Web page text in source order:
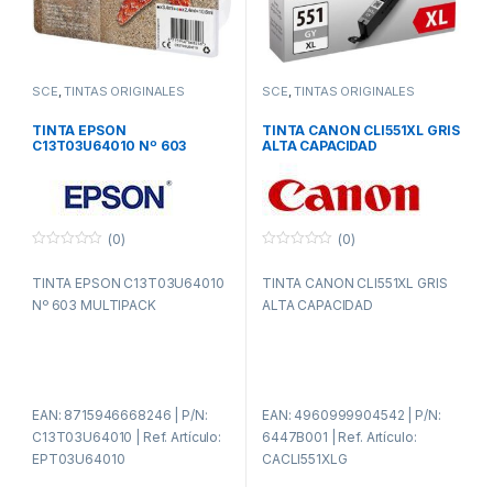
SCE,TINTAS ORIGINALES
TINTA EPSON
C13T03U64010 Nº 603
u
r
(0)
TINTA EPSON C13T03U64010
Nº 603 MULTIPACK
EAN: 8715946668246 | P/N:
C13T03U64010 | Ref. Artículo:
EPT03U64010
SCE,TINTAS ORIGINALES
TINTA CANON CLI551XL GRIS
ALTA CAPACIDAD
u
r
(0)
TINTA CANON CLI551XL GRIS
ALTA CAPACIDAD
EAN: 4960999904542 | P/N:
6447B001 | Ref. Artículo:
CACLI551XLG